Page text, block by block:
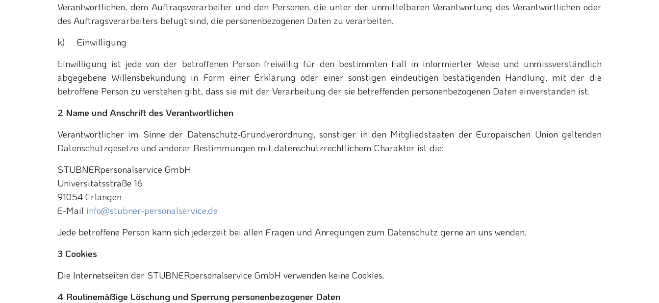
Verantwortlichen, dem Auftragsverarbeiter und den Personen, die unter der unmittelbaren Verantwortung des Verantwortlichen oder
des Auftragsverarbeiters befugt sind, die personenbezogenen Daten zu verarbeiten.
k) Einwilligung
Einwilligung ist jede von der betroffenen Person freiwillig für den bestimmten Fall in informierter Weise und unmissverständlich
abgegebene Willensbekundung in Form einer Erklärung oder einer sonstigen eindeutigen bestätigenden Handlung, mit der die
betroffene Person zu verstehen gibt, dass sie mit der Verarbeitung der sie betreffenden personenbezogenen Daten einverstanden ist.
2 Name und Anschrift des Verantwortlichen
Verantwortlicher im Sinne der Datenschutz-Grundverordnung, sonstiger in den Mitgliedstaaten der Europäischen Union geltenden
Datenschutzgesetze und anderer Bestimmungen mit datenschutzrechtlichem Charakter ist die:
STUBNERpersonalservice GmbH
Universitätsstraße 16
91054 Erlangen
E-Mail info@stubner-personalservice.de
Jede betroffene Person kann sich jederzeit bei allen Fragen und Anregungen zum Datenschutz gerne an uns wenden.
3 Cookies
Die Internetseiten der STUBNERpersonalservice GmbH verwenden keine Cookies.
4 Routinemäßige Löschung und Sperrung personenbezogener Daten